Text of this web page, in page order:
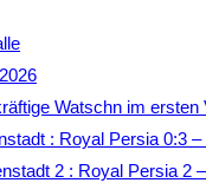
Watschn im ersten
: Royal Persia 0:3
2 : Royal Persia 2